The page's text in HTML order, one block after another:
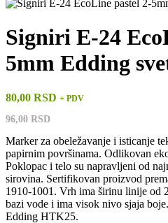
Signiri E-24
5mm Edding
80,00 RSD + PDV
96,00 RSD
Marker za obeležavanje i isticanje
papirnim površinama. Odlikovan
Poklopac i telo su napravljeni od
sirovina. Sertifikovan proizvod
1910-1001. Vrh ima širinu linije od
bazi vode i ima visok nivo sjaja
Edding HTK25.